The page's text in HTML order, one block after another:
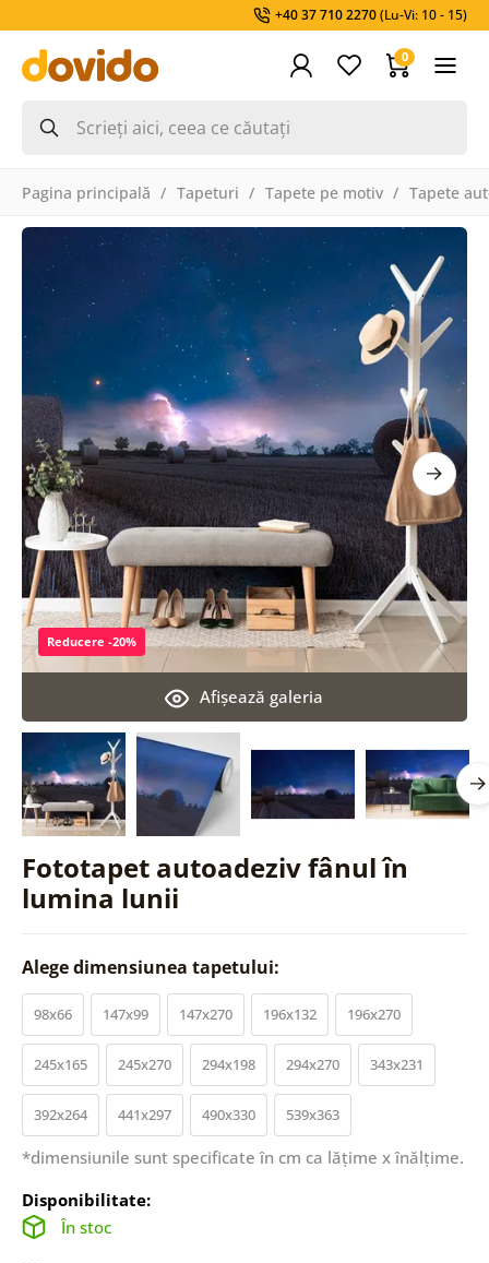
+40 37 710 2270(Lu-Vi: 10 - 15)
0
Pagina principală Tapeturi Tapete pe motiv Tapete
Fototapet autoadeziv fânul în
lumina lunii
Afişează galeria
Reducere -20%
Alege dimensiunea tapetului:
98x66 147x99 147x270 196x132 196x270
245x165 245x270 294x198 294x270 343x231
392x264 441x297 490x330 539x363
*dimensiunile sunt specificate în cm ca lățime x înălțime.
Disponibilitate:
În stoc